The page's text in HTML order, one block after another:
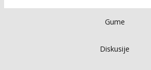
Gume
Diskusije